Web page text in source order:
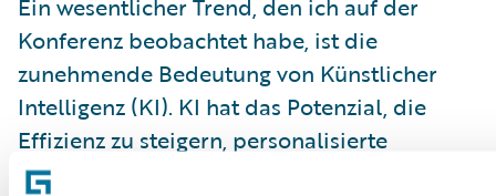
Ein wesentlicher Trend, den ich auf der
Konferenz beobachtet habe, ist die
zunehmende Bedeutung von Künstlicher
Intelligenz (KI). KI hat das Potenzial, die
Effizienz zu steigern, personalisierte
Dienstleistungen anzubieten und die